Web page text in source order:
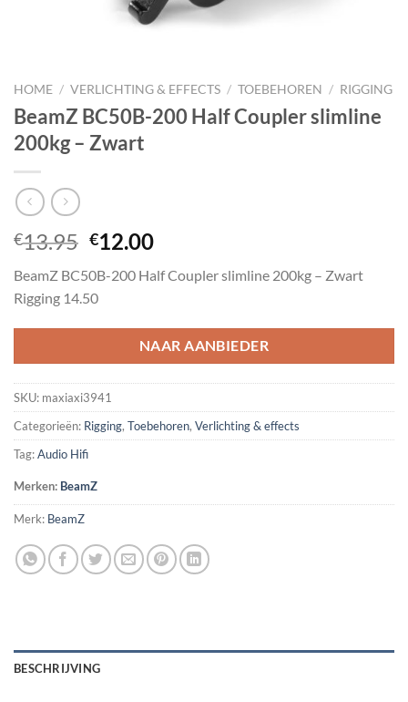
HOME / VERLICHTING & EFFECTS / TOEBEHOREN / RIGGING
BeamZ BC50B-200 Half Coupler slimline
200kg – Zwart
€13.95 Oorspronkelijke
was:
€13.95.
€12.00Huidige
is:
BeamZ BC50B-200 Half Coupler slimline 200kg – Zwart
Rigging 14.50
NAAR AANBIEDER
SKU: maxiaxi3941
Categorieën: Rigging, Toebehoren, Verlichting & effects
Tag:Audio Hifi
Merken: BeamZ
Merk: BeamZ
BESCHRIJVING